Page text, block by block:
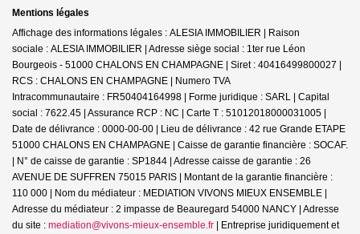
Mentions légales
Affichage des informations légales : ALESIA IMMOBILIER | Raison
sociale : ALESIA IMMOBILIER | Adresse siège social : 1ter rue Léon
Bourgeois - 51000 CHALONS EN CHAMPAGNE | Siret : 40416499800027 |
RCS : CHALONS EN CHAMPAGNE | Numero TVA
Intracommunautaire : FR50404164998 | Forme juridique : SARL | Capital
social : 7622.45 | Assurance RCP : NC | Carte T : 51012018000031005 |
Date de délivrance : 0000-00-00 | Lieu de délivrance : 42 rue Grande ETAPE
51000 CHALONS EN CHAMPAGNE | Caisse de garantie financière : SOCAF.
| N° de caisse de garantie : SP1844 | Adresse caisse de garantie : 26
AVENUE DE SUFFREN 75015 PARIS | Montant de la garantie financière :
110 000 | Nom du médiateur : MEDIATION VIVONS MIEUX ENSEMBLE |
Adresse du médiateur : 2 impasse de Beauregard 54000 NANCY | Adresse
du site : mediation@vivons-mieux-ensemble.fr | Entreprise juridiquement et